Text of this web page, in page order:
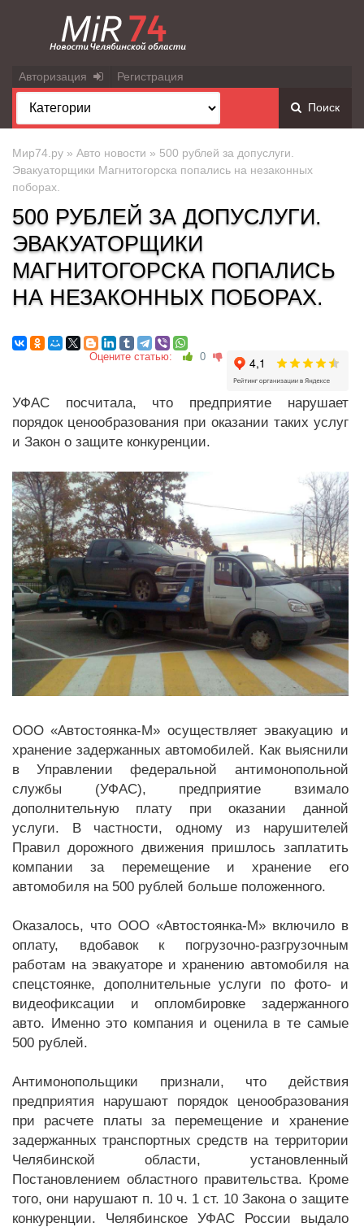
Авторизация Регистрация
Поиск
Мир74.ру » Авто новости » 500 рублей за допуслуги.
Эвакуаторщики Магнитогорска попались на незаконных
поборах.
500 РУБЛЕЙ ЗА ДОПУСЛУГИ.
ЭВАКУАТОРЩИКИ
МАГНИТОГОРСКА ПОПАЛИСЬ
НА НЕЗАКОННЫХ ПОБОРАХ.
Оцените статью: 0
УФАС посчитала, что предприятие нарушает
порядок ценообразования при оказании таких услуг
и Закон о защите конкуренции.
ООО «Автостоянка-М» осуществляет эвакуацию и
хранение задержанных автомобилей. Как выяснили
в Управлении федеральной антимонопольной
службы (УФАС), предприятие взимало
дополнительную плату при оказании данной
услуги. В частности, одному из нарушителей
Правил дорожного движения пришлось заплатить
компании за перемещение и хранение его
автомобиля на 500 рублей больше положенного.
Оказалось, что ООО «Автостоянка-М» включило в
оплату, вдобавок к погрузочно-разгрузочным
работам на эвакуаторе и хранению автомобиля на
спецстоянке, дополнительные услуги по фото- и
видеофиксации и опломбировке задержанного
авто. Именно это компания и оценила в те самые
500 рублей.
Антимонопольщики признали, что действия
предприятия нарушают порядок ценообразования
при расчете платы за перемещение и хранение
задержанных транспортных средств на территории
Челябинской области, установленный
Постановлением областного правительства. Кроме
того, они нарушают п. 10 ч. 1 ст. 10 Закона о защите
конкуренции. Челябинское УФАС России выдало